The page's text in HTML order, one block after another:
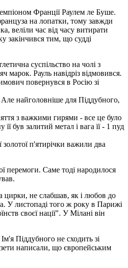
Франції Раулем ле Буше.
на лопатки, тому завжди
веліли час від часу витирати
закінчився тим, що судді
суспільство на чолі з
марок. Рауль навідріз відмовився.
повернувся в Росію зі
Але найголовніше для Піддубного,
з важкими гирями - все це було
був залитий метал і вага її - 1 пуд
п'ятирічки важили два
перемоги. Саме тоді народилося
цирки, не слабшав, як і любов до
У листопаді того ж року в Парижі
своєї нації". У Мілані він
Піддубного не сходить зі
написали, що європейським